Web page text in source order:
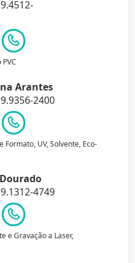
Arantes
2400
UV, Solvente, Eco-
4749
e Gravação a Laser,